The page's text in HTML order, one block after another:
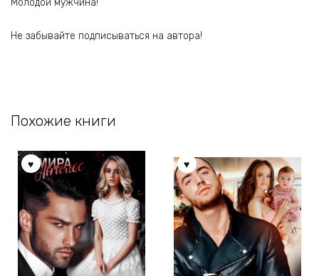
Молодой мужчина!
Не забывайте подписываться на автора!
Похожие книги